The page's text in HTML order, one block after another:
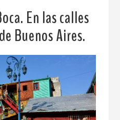
En las calles
Buenos Aires.